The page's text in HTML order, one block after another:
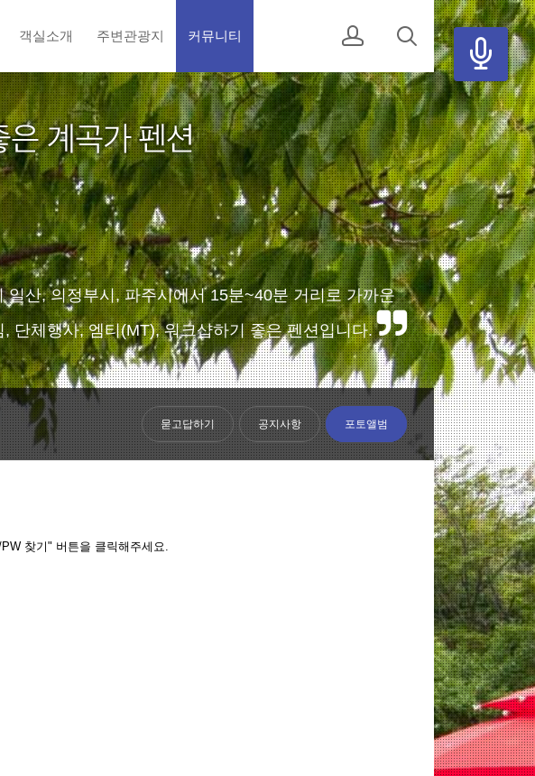
객실소개 주변관광지 커뮤니티
산, 의정부시, 파주시에서 15분~40분 거리로 가까운
단체행사, 엠티(MT), 워크샵하기 좋은 펜션입니다.
묻고답하기 공지사항 포토앨범
찾기" 버튼을 클릭해주세요.